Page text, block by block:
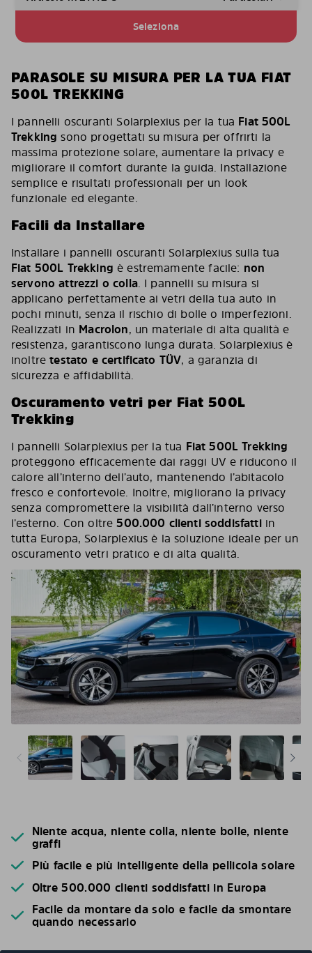
Seleziona
PARASOLE SU MISURA PER LA TUA FIAT
500L TREKKING
I pannelli oscuranti Solarplexius per la tua Fiat 500L
Trekking sono progettati su misura per offrirti la
massima protezione solare, aumentare la privacy e
migliorare il comfort durante la guida. Installazione
semplice e risultati professionali per un look
funzionale ed elegante.
Facili da Installare
Installare i pannelli oscuranti Solarplexius sulla tua
Fiat 500L Trekking è estremamente facile: non
servono attrezzi o colla. I pannelli su misura si
applicano perfettamente ai vetri della tua auto in
pochi minuti, senza il rischio di bolle o imperfezioni.
Realizzati in Macrolon, un materiale di alta qualità e
resistenza, garantiscono lunga durata. Solarplexius è
inoltretestato e certificato TÜV, a garanzia di
sicurezza e affidabilità.
Oscuramento vetri per Fiat 500L
Trekking
I pannelli Solarplexius per la tua Fiat 500L Trekking
proteggono efficacemente dai raggi UV e riducono il
calore all’interno dell’auto, mantenendo l’abitacolo
fresco e confortevole. Inoltre, migliorano la privacy
senza compromettere la visibilità dall’interno verso
l’esterno. Con oltre500.000 clienti soddisfattiin
tutta Europa, Solarplexius è la soluzione ideale per un
oscuramento vetri pratico e di alta qualità.
Niente acqua, niente colla, niente bolle, niente
graffi
Più facile e più intelligente della pellicola solare
Oltre 500.000 clienti soddisfatti in Europa
Facile da montare da solo e facile da smontare
quando necessario